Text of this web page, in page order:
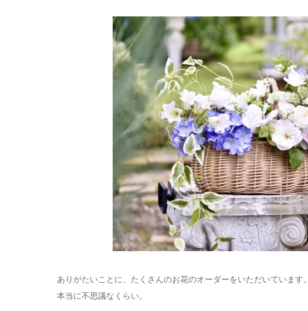
ありがたいことに、たくさんのお花のオーダーをいただいています。
本当に不思議なくらい。